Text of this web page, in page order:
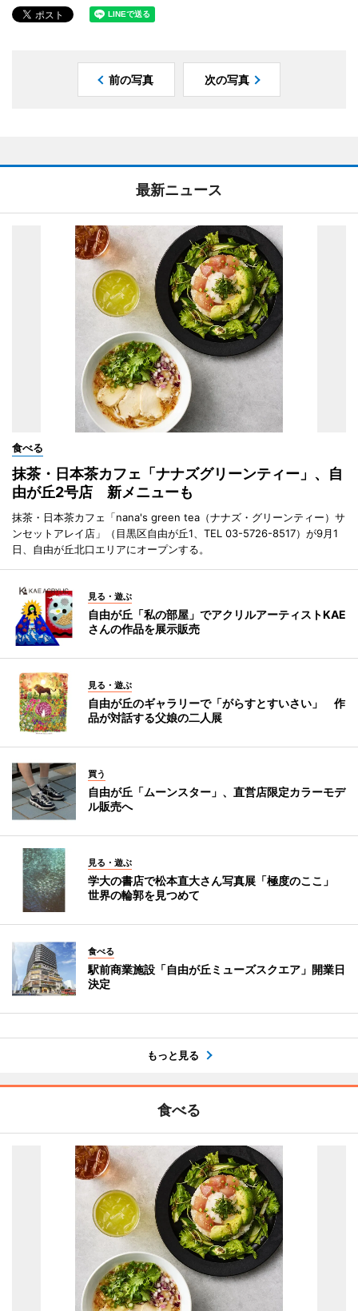
前の写真 次の写真
最新ニュース
食べる
抹茶・日本茶カフェ「ナナズグリーンティー」、自
由が丘2号店 新メニューも
抹茶・日本茶カフェ「nana's green tea（ナナズ・グリーンティー）サ
ンセットアレイ店」（目黒区自由が丘1、TEL 03-5726-8517）が9月1
日、自由が丘北口エリアにオープンする。
見る・遊ぶ
自由が丘「私の部屋」でアクリルアーティストKAE
さんの作品を展示販売
見る・遊ぶ
自由が丘のギャラリーで「がらすとすいさい」 作
品が対話する父娘の二人展
買う
自由が丘「ムーンスター」、直営店限定カラーモデ
ル販売へ
見る・遊ぶ
学大の書店で松本直大さん写真展「極度のここ」
世界の輪郭を見つめて
食べる
駅前商業施設「自由が丘ミューズスクエア」開業日
決定
もっと見る
食べる